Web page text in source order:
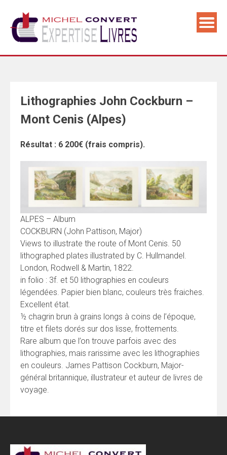
content
Lithographies John Cockburn –
Mont Cenis (Alpes)
Résultat : 6 200€ (frais compris).
ALPES – Album
COCKBURN (John Pattison, Major)
Views to illustrate the route of Mont Cenis. 50
lithographed plates illustrated by C. Hullmandel.
London, Rodwell & Martin, 1822.
in folio : 3f. et 50 lithographies en couleurs
légendées. Papier bien blanc, couleurs très fraiches.
Excellent état.
½ chagrin brun à grains longs à coins de l’époque,
titre et filets dorés sur dos lisse, frottements.
Rare album que l’on trouve parfois avec des
lithographies, mais rarissime avec les lithographies
en couleurs. James Pattison Cockburn, Major-
général britannique, illustrateur et auteur de livres de
voyage.